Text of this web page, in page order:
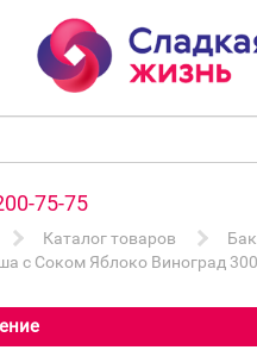
75-75
Каталог товаров
с Соком Яблоко Виноград